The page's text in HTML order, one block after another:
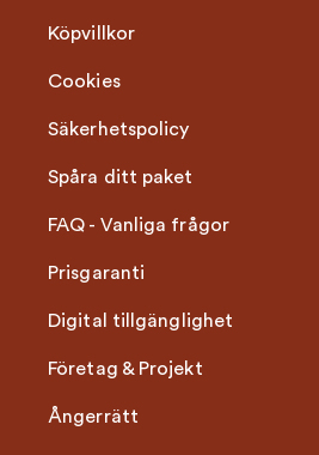
Köpvillkor
Cookies
Säkerhetspolicy
Spåra ditt paket
FAQ - Vanliga frågor
Prisgaranti
Digital tillgänglighet
Företag & Projekt
Ångerrätt